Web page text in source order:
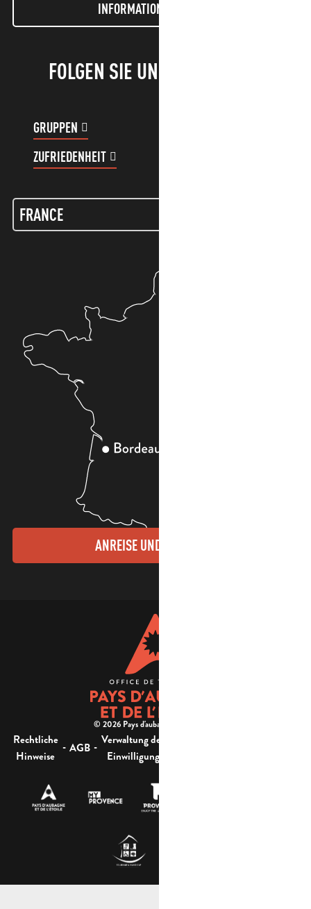
INFORMATIONEN LETTER
FOLGEN SIE UNS!
GRUPPEN
ZUFRIEDENHEIT
ANREISE UND KONTAKTE
© 2026 Pays d'aubagne et de l'étoile -
Rechtliche
Hinweise
- AGB - Verwaltung der
Einwilligung